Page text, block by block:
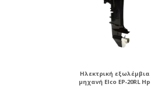
Ηλεκτρική εξωλέμβια
μηχανή Elco EP-20RL Hp